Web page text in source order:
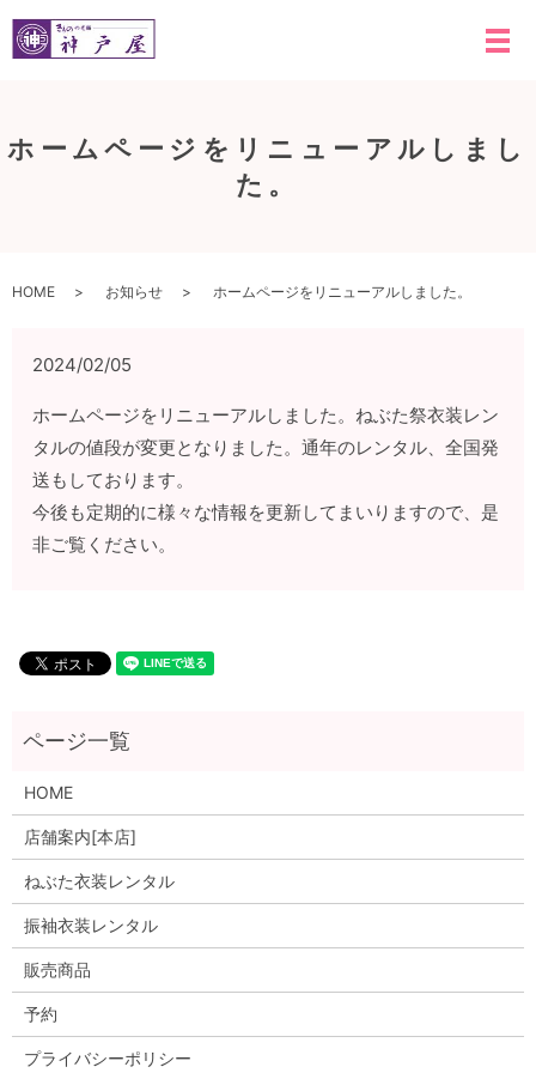
メ
ホームページをリニューアルしまし
た。
HOME お知らせ ホームページをリニューアルしました。
2024/02/05
ホームページをリニューアルしました。ねぶた祭衣装レン
タルの値段が変更となりました。通年のレンタル、全国発
送もしております。
今後も定期的に様々な情報を更新してまいりますので、是
非ご覧ください。
HOME
店舗案内[本店]
ねぶた衣装レンタル
振袖衣装レンタル
販売商品
予約
プライバシーポリシー